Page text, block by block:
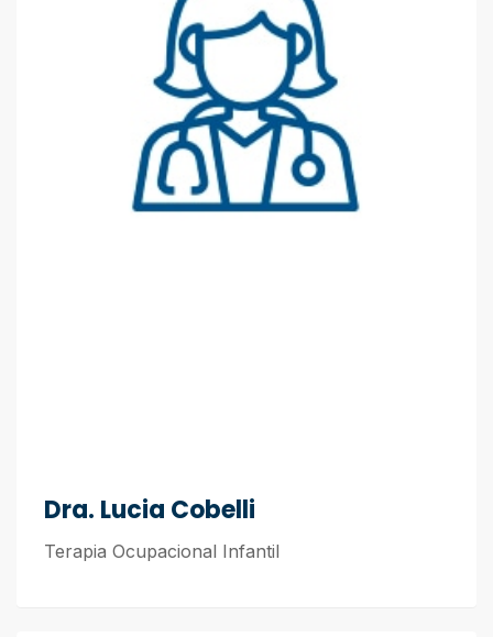
Dra. Lucia Cobelli
Terapia Ocupacional Infantil